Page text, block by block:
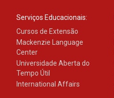
Serviços Educacionais:
Cursos de Extensão
Mackenzie Language
Center
Universidade Aberta do
Tempo Útil
International Affairs